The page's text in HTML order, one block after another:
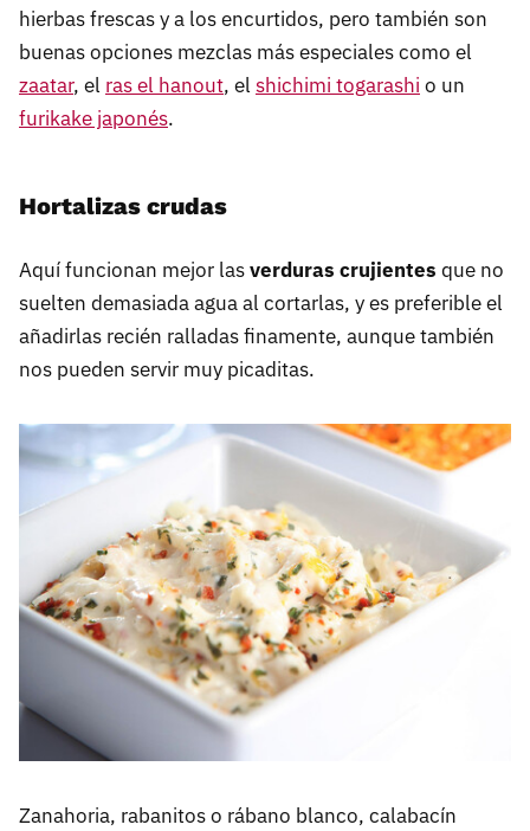
hierbas frescas y a los encurtidos, pero también son
buenas opciones mezclas más especiales como el
zaatar, el ras el hanout, el shichimi togarashi o un
furikake japonés.
Hortalizas crudas
Aquí funcionan mejor lasverduras crujientes que no
suelten demasiada agua al cortarlas, y es preferible el
añadirlas recién ralladas finamente, aunque también
nos pueden servir muy picaditas.
Zanahoria, rabanitos o rábano blanco, calabacín